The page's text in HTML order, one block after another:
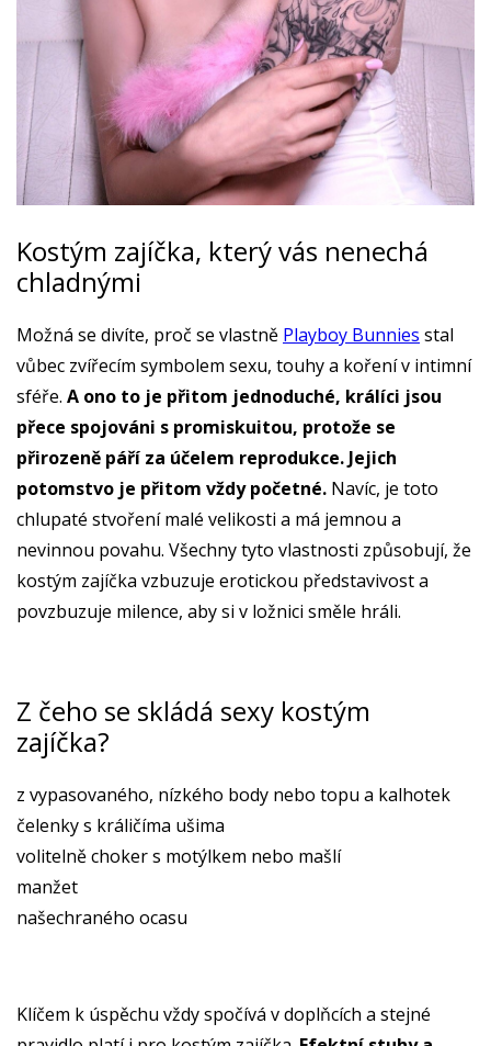
Kostým zajíčka, který vás nenechá
chladnými
Možná se divíte, proč se vlastně Playboy Bunnies stal
vůbec zvířecím symbolem sexu, touhy a koření v intimní
sféře. A ono to je přitom jednoduché, králíci jsou
přece spojováni s promiskuitou, protože se
přirozeně páří za účelem reprodukce. Jejich
potomstvo je přitom vždy početné. Navíc, je toto
chlupaté stvoření malé velikosti a má jemnou a
nevinnou povahu. Všechny tyto vlastnosti způsobují, že
kostým zajíčka vzbuzuje erotickou představivost a
povzbuzuje milence, aby si v ložnici směle hráli.
Z čeho se skládá sexy kostým
zajíčka?
z vypasovaného, nízkého body nebo topu a kalhotek
čelenky s králičíma ušima
volitelně choker s motýlkem nebo mašlí
manžet
našechraného ocasu
Klíčem k úspěchu vždy spočívá v doplňcích a stejné